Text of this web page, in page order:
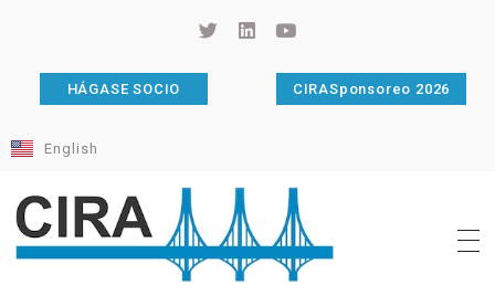
HÁGASE SOCIO CIRASponsoreo 2026
English